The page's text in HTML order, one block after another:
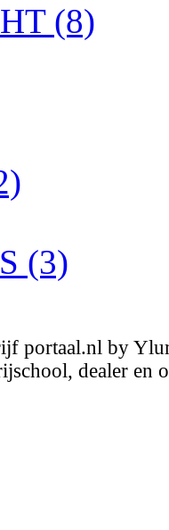
(8)
(3)
portaal.nl by
dealer en